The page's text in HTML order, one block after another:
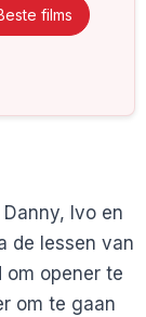
films
Ivo en
de lessen van
om opener te
om te gaan